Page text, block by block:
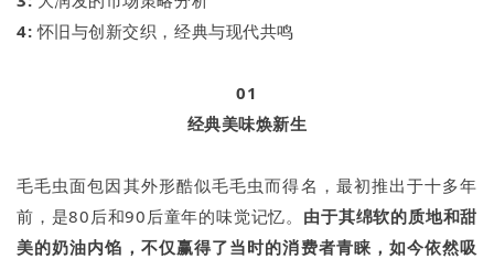
4:怀旧与创新交织，经典与现代共鸣
01
经典美味焕新生
毛毛虫面包因其外形酷似毛毛虫而得名，最初推出于十多年
前，是80后和90后童年的味觉记忆。 由于其绵软的质地和甜
美的奶油内馅，不仅赢得了当时的消费者青睐，如今依然吸